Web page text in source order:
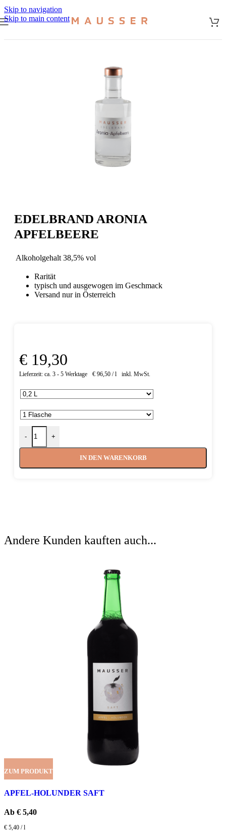
Skip to navigation
Skip to main content
EDELBRAND ARONIA
APFELBEERE
Alkoholgehalt 38,5% vol
Rarität
typisch und ausgewogen im Geschmack
Versand nur in Österreich
€ 19,30
Lieferzeit: ca. 3 - 5 Werktage € 96,50 /l inkl. 20 % MwSt.
- +
IN DEN WARENKORB
Andere Kunden kauften auch...
ZUM PRODUKT
APFEL-HOLUNDER SAFT
Ab € 5,40
€ 5,40 /l